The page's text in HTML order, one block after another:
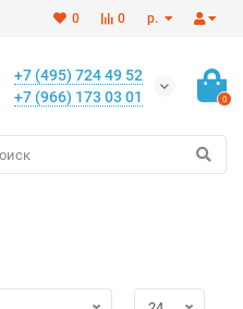
р.
0
0
+7 (495) 724 49 52
+7 (966) 173 03 01
0